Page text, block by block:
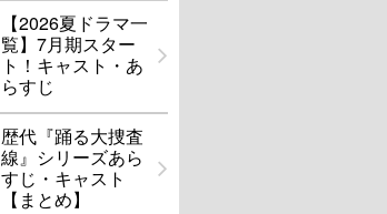
【2026夏ドラマ一
覧】7月期スター
ト！キャスト・あ
らすじ
歴代『踊る大捜査
線』シリーズあら
すじ・キャスト
【まとめ】